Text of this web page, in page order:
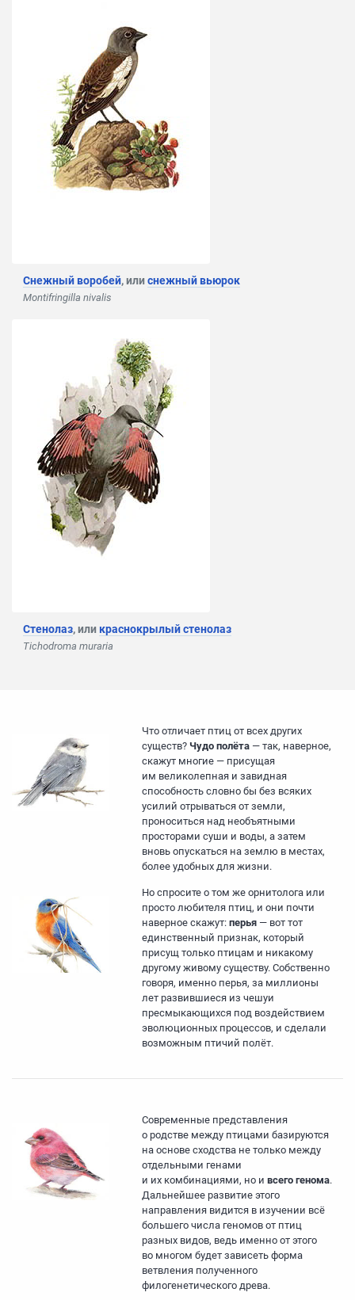
Снежный воробей, илиснежный вьюрок
Montifringilla nivalis
Стенолаз, или краснокрылый стенолаз
Tichodroma muraria
Что отличает птиц от всех других
существ? Чудо полёта — так, наверное,
скажут многие — присущая
им великолепная и завидная
способность словно бы без всяких
усилий отрываться от земли,
проноситься над необъятными
просторами суши и воды, а затем
вновь опускаться на землю в местах,
более удобных для жизни.
Но спросите о том же орнитолога или
просто любителя птиц, и они почти
наверное скажут: перья — вот тот
единственный признак, который
присущ только птицам и никакому
другому живому существу. Собственно
говоря, именно перья, за миллионы
лет развившиеся из чешуи
пресмыкающихся под воздействием
эволюционных процессов, и сделали
возможным птичий полёт.
Современные представления
о родстве между птицами базируются
на основе сходства не только между
отдельными генами
и их комбинациями, но и всего генома.
Дальнейшее развитие этого
направления видится в изучении всё
большего числа геномов от птиц
разных видов, ведь именно от этого
во многом будет зависеть форма
ветвления полученного
филогенетического древа.